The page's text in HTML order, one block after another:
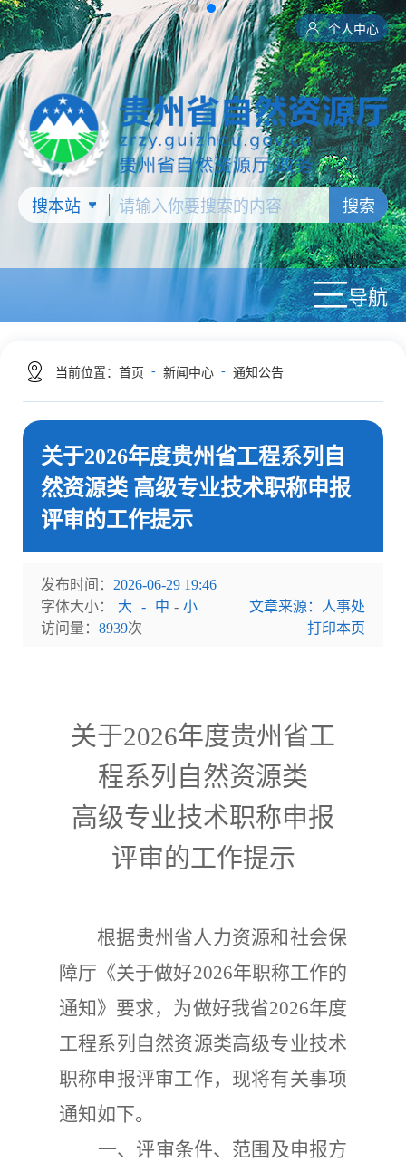
个人中心
搜索
导航
当前位置： 首页 - 新闻中心 - 通知公告
关于2026年度贵州省工程系列自
然资源类 高级专业技术职称申报
评审的工作提示
发布时间： 2026-06-29 19:46
字体大小：
大 - 中 - 小
文章来源：人事处
访问量： 8939次 打印本页
关于2026年度贵州省工
程系列自然资源类
高级专业技术职称申报
评审的工作提示
根据贵州省人力资源和社会保
障厅 《关于做好2026年职称工作的
通知》要求，为做好我省2026年度
工程系列自然资源类高级专业技术
职称申报评审工作，现将有关事项
通知如下。
一、 评审条件、范围及申报方